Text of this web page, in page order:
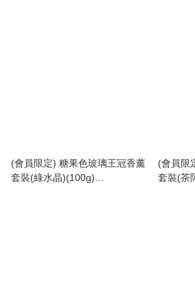
(會員限定) 糖果色玻璃王冠香薰
套裝(綠水晶)(100g)
(會員限
套裝(茶